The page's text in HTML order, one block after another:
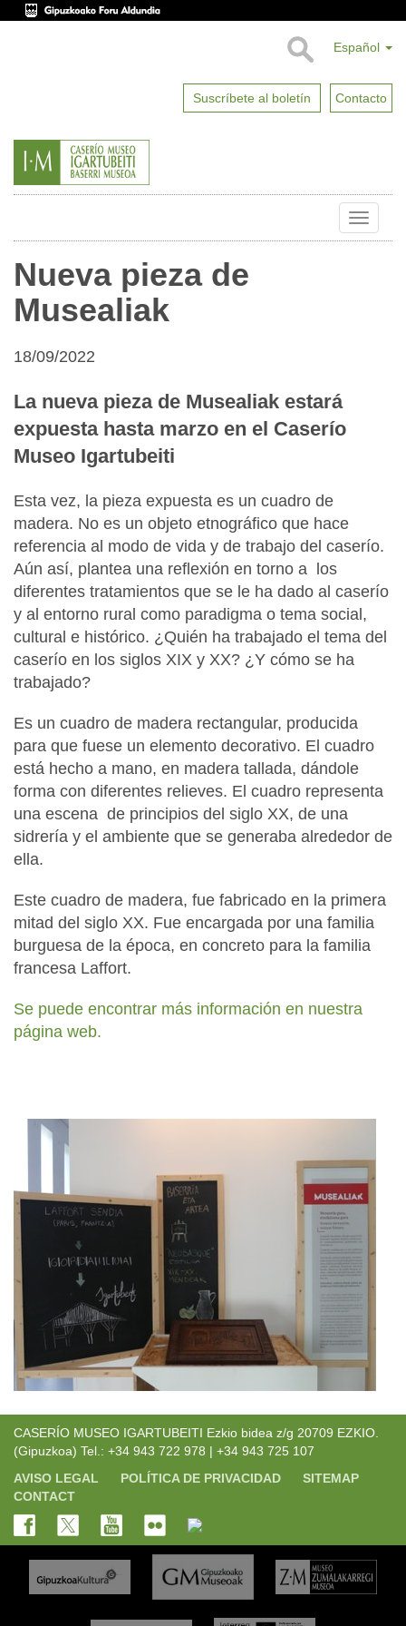
Español
Suscríbete al boletín Contacto
Toggle
Nueva pieza de
Musealiak
18/09/2022
La nueva pieza de Musealiak estará
expuesta hasta marzo en el Caserío
Museo Igartubeiti
Esta vez, la pieza expuesta es un cuadro de
madera. No es un objeto etnográfico que hace
referencia al modo de vida y de trabajo del caserío.
Aún así, plantea una reflexión en torno a los
diferentes tratamientos que se le ha dado al caserío
y al entorno rural como paradigma o tema social,
cultural e histórico. ¿Quién ha trabajado el tema del
caserío en los siglos XIX y XX? ¿Y cómo se ha
trabajado?
Es un cuadro de madera rectangular, producida
para que fuese un elemento decorativo. El cuadro
está hecho a mano, en madera tallada, dándole
forma con diferentes relieves. El cuadro representa
una escena de principios del siglo XX, de una
sidrería y el ambiente que se generaba alrededor de
ella.
Este cuadro de madera, fue fabricado en la primera
mitad del siglo XX. Fue encargada por una familia
burguesa de la época, en concreto para la familia
francesa Laffort.
Se puede encontrar más información en nuestra
página web.
CASERÍO MUSEO IGARTUBEITI Ezkio bidea z/g 20709 EZKIO.
(Gipuzkoa) Tel.: +34 943 722 978 | +34 943 725 107
AVISO LEGAL
POLÍTICA DE PRIVACIDAD
SITEMAP
CONTACT